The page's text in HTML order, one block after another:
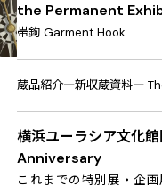
the Permanent
帯鉤Garment Hook
蔵品紹介―新収蔵資料―
横浜ユーラシア文化
Anniversary
これまでの特別展・企画